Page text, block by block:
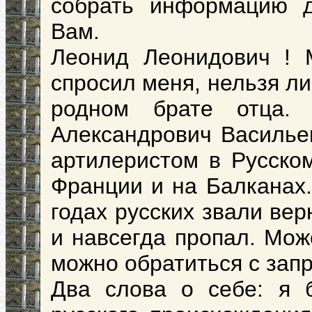
собрать информацию
Вам.
Леонид Леонидович
спросил меня, нельзя
родном брате отца.
Александрович
артилеристом в
Франции и на
годах русских звали
и навсегда пропал.
можно обратиться с
Два слова о себе: я